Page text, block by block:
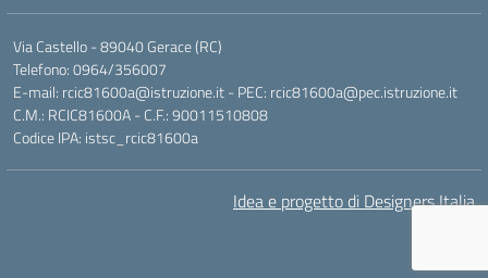
Via Castello - 89040 Gerace (RC)
Telefono: 0964/356007
E-mail: rcic81600a@istruzione.it - PEC: rcic81600a@pec.istruzione.it
C.M.: RCIC81600A - C.F.: 90011510808
Codice IPA: istsc_rcic81600a
Idea e progetto di Designers Italia